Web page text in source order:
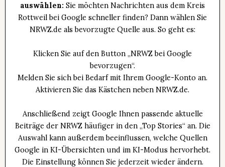
auswählen: Sie möchten Nachrichten aus dem Kreis
Rottweil bei Google schneller finden? Dann wählen Sie
NRWZ.de als bevorzugte Quelle aus. So geht es:
Klicken Sie auf den Button „NRWZ bei Google
bevorzugen“.
Melden Sie sich bei Bedarf mit Ihrem Google-Konto an.
Aktivieren Sie das Kästchen neben NRWZ.de.
Anschließend zeigt Google Ihnen passende aktuelle
Beiträge der NRWZ häufiger in den „Top Stories“ an. Die
Auswahl kann außerdem beeinflussen, welche Quellen
Google in KI-Übersichten und im KI-Modus hervorhebt.
Die Einstellung können Sie jederzeit wieder ändern.